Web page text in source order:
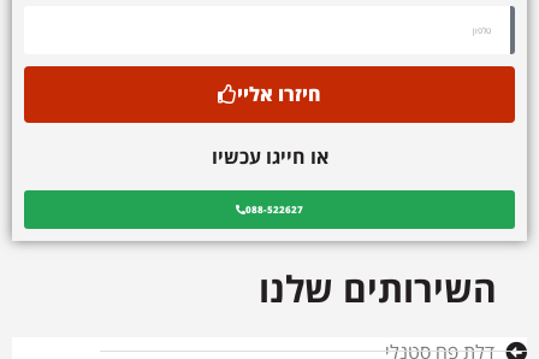
חיזרו אליי
או חייגו עכשיו
088-522627
השירותים שלנו
דלת פח סטנלי